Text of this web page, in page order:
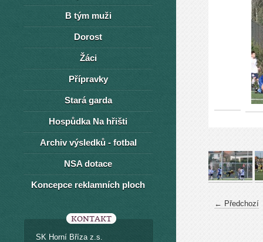
← Předchozí
B tým muži
Dorost
Žáci
Přípravky
Stará garda
Hospůdka Na hřišti
Archiv výsledků - fotbal
NSA dotace
Koncepce reklamních ploch
KONTAKT
SK Horní Bříza z.s.